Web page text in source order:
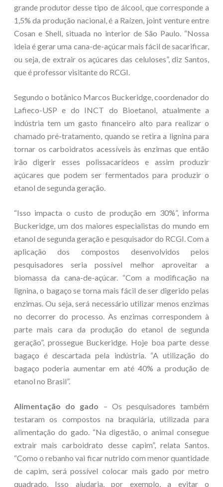
grande produtor desse tipo de álcool, que corresponde a
1,5% da produção nacional, é a Raízen, joint venture entre
Cosan e Shell, situada no interior de São Paulo. “Nossa
ideia é gerar uma cana-de-açúcar mais fácil de sacarificar,
ou seja, de extrair os açúcares das celuloses”, diz Santos,
que é professor visitante do RCGI.
Segundo o botânico Marcos Buckeridge, coordenador do
Lafieco-USP e do INCT do Bioetanol, atualmente a
indústria tem um gasto financeiro alto para realizar o
chamado pré-tratamento, quando se retira a lignina para
tornar os carboidratos acessíveis às enzimas que então
irão digerir esses polissacarídeos e assim produzir
açúcares que podem ser fermentados para produzir o
etanol de segunda geração.
“Isso impacta o custo de produção em 30%”, informa
Buckeridge, um dos maiores especialistas do mundo em
etanol de segunda geração e pesquisador do RCGI. Com a
aplicação dos compostos desenvolvidos pelos
pesquisadores seria possível melhor aproveitar a
biomassa da cana-de-açúcar. “Com a modificação na
lignina, o bagaço se torna mais fácil de ser digerido pelas
enzimas. Ou seja, será necessário utilizar menos enzimas
no decorrer do processo. As enzimas correspondem à
parte mais cara da produção do etanol de segunda
geração”, prossegue Buckeridge. Hoje boa parte desse
bagaço é descartada pela indústria. “A utilização do
bagaço poderia aumentar em até 40% a produção de
etanol no Brasil”.
Alimentação do gado – Os pesquisadores também
testaram os compostos na braquiária, utilizada para
alimentação do gado. “Na digestão, o animal consegue
extrair mais carboidrato desse capim”, relata Santos.
“Como o rebanho vai ficar nutrido com menor quantidade
de capim, será possível colocar mais gado por metro
quadrado. Isso ajudaria, por exemplo, a evitar o